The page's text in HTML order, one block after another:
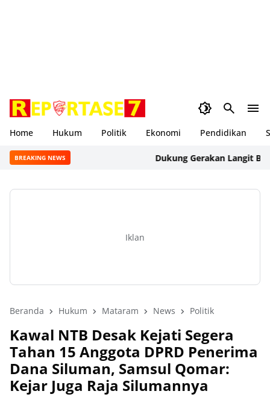
Home Hukum Politik Ekonomi Pendidikan
BREAKING NEWS Dukung Gerakan Langit Biru
Iklan
Beranda Hukum Mataram News Politik
Kawal NTB Desak Kejati Segera
Tahan 15 Anggota DPRD Penerima
Dana Siluman, Samsul Qomar:
Kejar Juga Raja Silumannya